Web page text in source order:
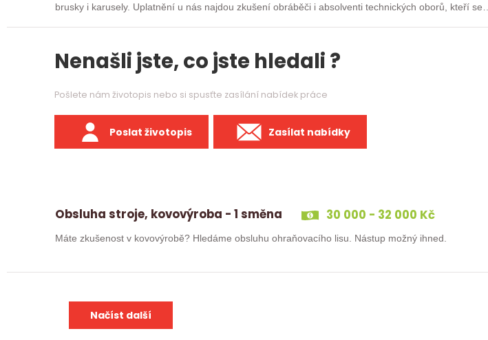
brusky i karusely. Uplatnění u nás najdou zkušení obráběči i absolventi technických oborů, kteří se…
Nenašli jste, co jste hledali ?
Pošlete nám životopis nebo si spusťte zasílání nabídek práce
Poslat životopis Zasílat nabídky
Obsluha stroje, kovovýroba - 1 směna 30 000 - 32 000 Kč
Máte zkušenost v kovovýrobě? Hledáme obsluhu ohraňovacího lisu. Nástup možný ihned.
Načíst další